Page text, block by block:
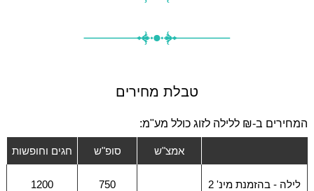
טבלת מחירים
המחירים ב-₪ ללילה לזוג כולל מע"מ:
אמצ"ש סופ"ש חגים וחופשות
לילה - בהזמנת מינ' 2
750
1200